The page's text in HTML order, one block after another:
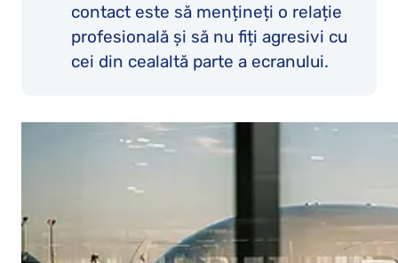
contact este să mențineți o relație
profesională și să nu fiți agresivi cu
cei din cealaltă parte a ecranului.